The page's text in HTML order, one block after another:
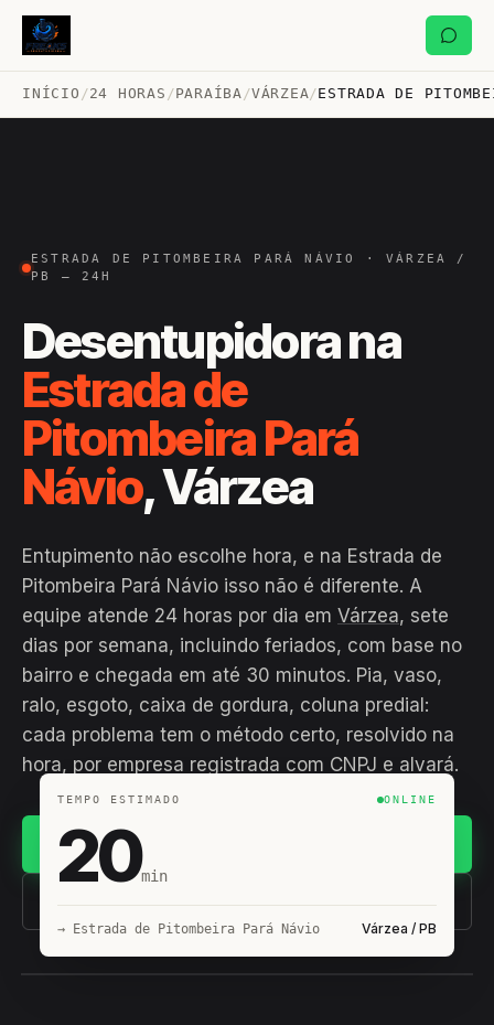
INÍCIO /24 HORAS /PARAÍBA /VÁRZEA/ESTRADA DE
ESTRADA DE PITOMBEIRA PARÁ NÁVIO · VÁRZEA /
PB — 24H
Desentupidora na
Estrada de
Pitombeira Pará
Návio, Várzea
Entupimento não escolhe hora, e na Estrada de
Pitombeira Pará Návio isso não é diferente. A
equipe atende 24 horas por dia em Várzea, sete
dias por semana, incluindo feriados, com base no
bairro e chegada em até 30 minutos. Pia, vaso,
ralo, esgoto, caixa de gordura, coluna predial:
cada problema tem o método certo, resolvido na
hora, por empresa registrada com CNPJ e alvará.
(11) 93407-8838
TEMPO ESTIMADO ONLINE
20min
→ Estrada de Pitombeira Pará Návio Várzea / PB